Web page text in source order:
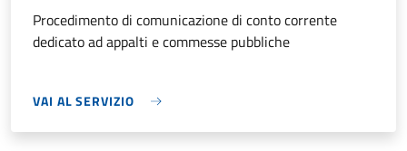
Procedimento di comunicazione di conto corrente
dedicato ad appalti e commesse pubbliche
VAI AL SERVIZIO